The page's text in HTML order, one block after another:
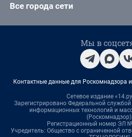
Все города сети
Мы в
Контактные данные для Роскомнадзора
Сетевое издание
Зарегистрировано Федеральной
информационных технологий и
(Роскомнадзор).
Регистрационный номер ЭЛ
Учредитель: Общество с ограниченной